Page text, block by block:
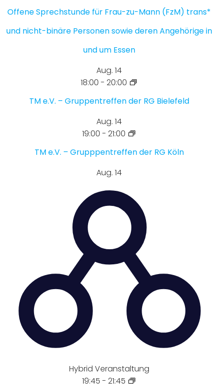
Offene Sprechstunde für Frau-zu-Mann (FzM) trans*
und nicht-binäre Personen sowie deren Angehörige in
und um Essen
Aug. 14
18:00 - 20:00
TM e.V. – Gruppentreffen der RG Bielefeld
Aug. 14
19:00 - 21:00
TM e.V. – Grupppentreffen der RG Köln
Aug. 14
Hybrid Veranstaltung
19:45 - 21:45